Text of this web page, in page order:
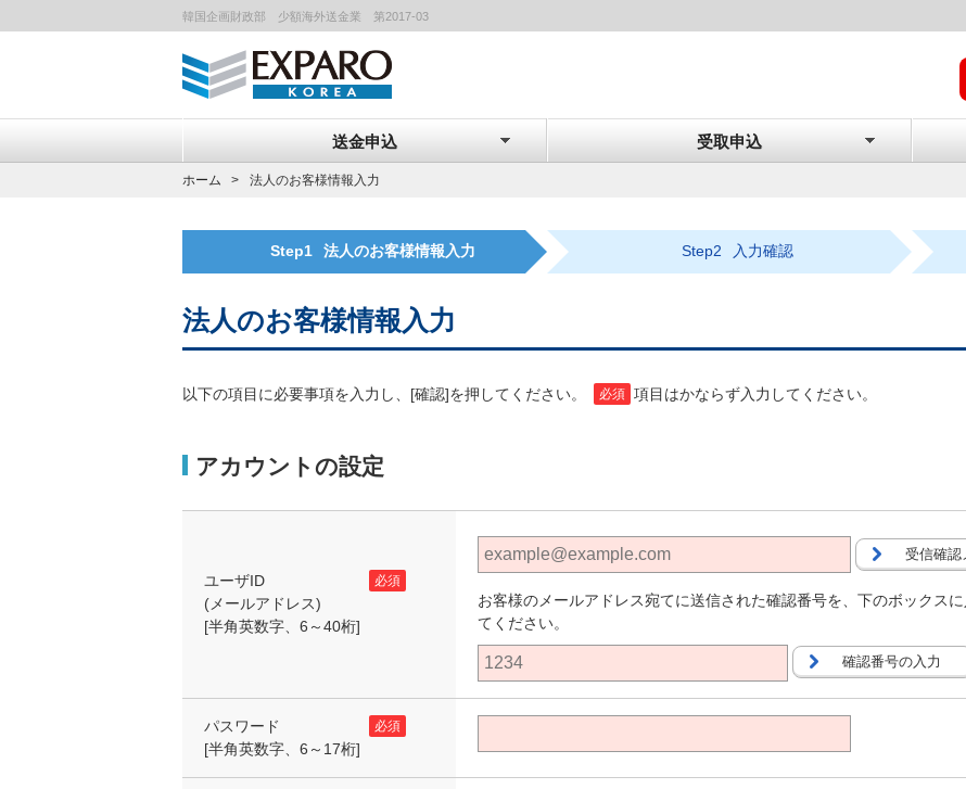
韓国企画財政部 少額海外送金業 第2017-03
送金申込 受取申込
ホーム 法人のお客様情報入力
Step1 法人のお客様情報入力 Step2 入力確認
法人のお客様情報入力
以下の項目に必要事項を入力し、[確認]を押してください。 必須 項目はかならず入力してください。
アカウントの設定
ユーザID
(メールアドレス)
[半角英数字、6～40桁]
必須
受信確認
お客様のメールアドレス宛てに送信された確認番号を、下のボックス
てください。
確認番号の入力
パスワード
[半角英数字、6～17桁]
必須